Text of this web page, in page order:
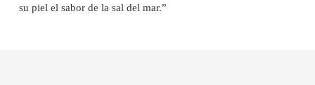
su piel el sabor de la sal del mar.”